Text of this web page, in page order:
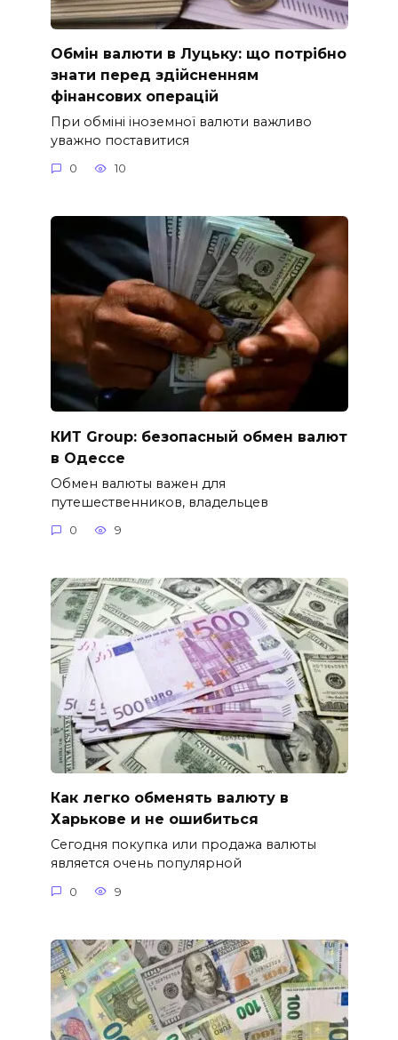
Обмін валюти в Луцьку: що потрібно
знати перед здійсненням
фінансових операцій
При обміні іноземної валюти важливо
уважно поставитися
0 10
КИТ Group: безопасный обмен валют
в Одессе
Обмен валюты важен для
путешественников, владельцев
0 9
Как легко обменять валюту в
Харькове и не ошибиться
Сегодня покупка или продажа валюты
является очень популярной
0 9